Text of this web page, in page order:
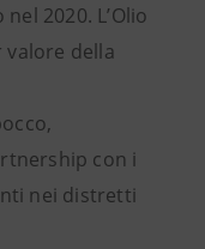
2020. L’Olio
valore della
con i
nei distretti